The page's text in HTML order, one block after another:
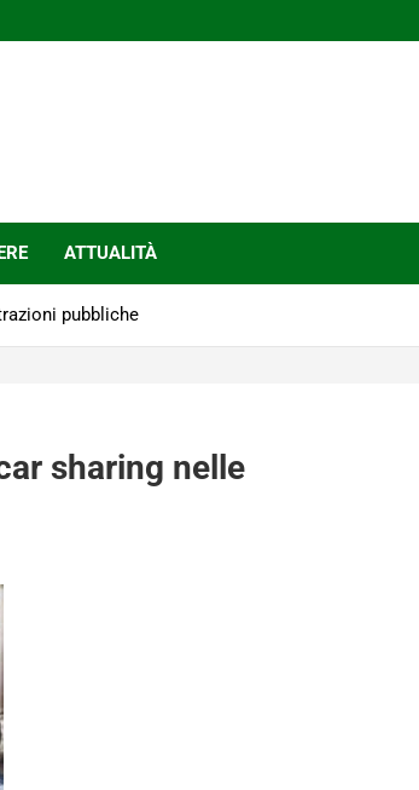
ATTUALITÀ
pubbliche
sharing nelle